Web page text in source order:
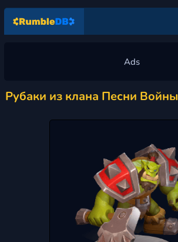
Рубаки из клана Песни Войны